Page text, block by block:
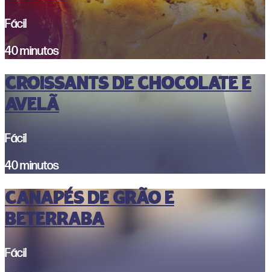
Fácil
40 minutos
CROISSANTS DE CHOCOLATE E
AVELÃ
Fácil
40 minutos
CANAPÉS DE GRÃO E
BETERRABA
Fácil